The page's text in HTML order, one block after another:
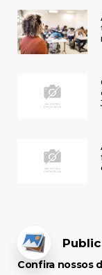
Confira nossos